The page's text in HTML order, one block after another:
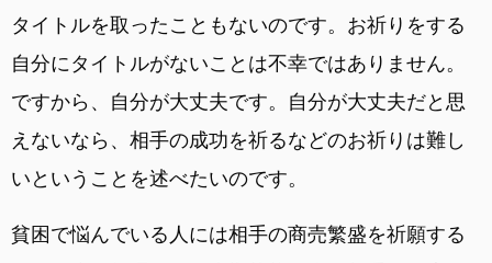
タイトルを取ったこともないのです。お祈りをする
自分にタイトルがないことは不幸ではありません。
ですから、自分が大丈夫です。自分が大丈夫だと思
えないなら、相手の成功を祈るなどのお祈りは難し
いということを述べたいのです。
貧困で悩んでいる人には相手の商売繁盛を祈願する